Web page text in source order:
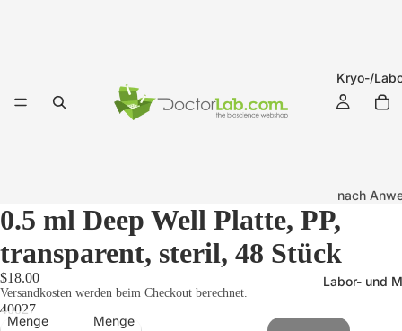
Kryo-/
nach
Kryo-
(-196°C
+121°C)
(-20°C
Labor- und
0.5 ml Deep Well Platte, PP,
transparent, steril, 48 Stück
$18.00
Versandkosten werden beim Checkout berechnet.
40027
Menge
Menge